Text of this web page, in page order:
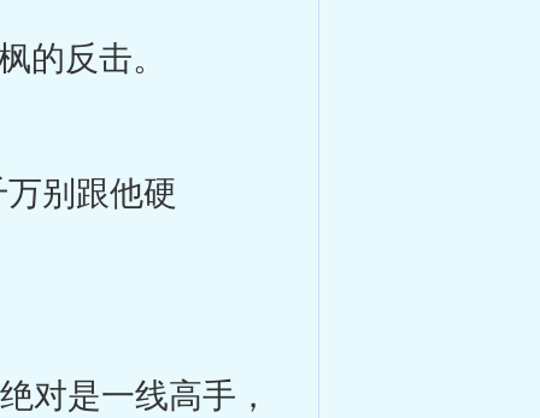
反击。
别跟他硬
是一线高手，